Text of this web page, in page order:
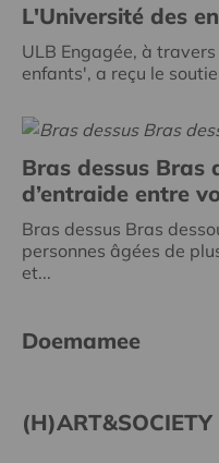
L'Université des
ULB Engagée, à
enfants', a reçu le
Bras dessus Bras
d’entraide entre
Bras dessus Bras
personnes âgées de
et...
Doemamee
(H)ART&SOCIETY